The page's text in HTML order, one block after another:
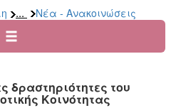
... Νέα - Ανακοινώσεις
δραστηριότητες του
Κοινότητας